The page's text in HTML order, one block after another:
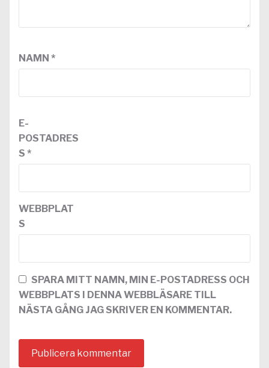
NAMN *
E-
POSTADRES
S *
WEBBPLAT
S
SPARA MITT NAMN, MIN E-POSTADRESS OCH
WEBBPLATS I DENNA WEBBLÄSARE TILL
NÄSTA GÅNG JAG SKRIVER EN KOMMENTAR.